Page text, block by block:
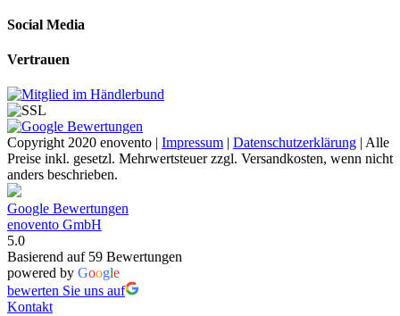
Social Media
Vertrauen
Copyright 2020 enovento | Impressum | Datenschutzerklärung | Alle
Preise inkl. gesetzl. Mehrwertsteuer zzgl. Versandkosten, wenn nicht
anders beschrieben.
Google Bewertungen
enovento GmbH
5.0
Basierend auf 59 Bewertungen
powered by Google
bewerten Sie uns auf
Kontakt